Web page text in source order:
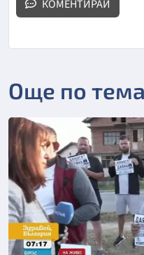
КОМЕНТИРАЙ
Още по